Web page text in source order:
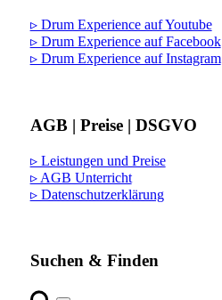
▹ Drum Experience auf Youtube
▹ Drum Experience auf Facebook
▹ Drum Experience auf Instagram
AGB | Preise | DSGVO
▹ Leistungen und Preise
▹ AGB Unterricht
▹ Datenschutzerklärung
Suchen & Finden